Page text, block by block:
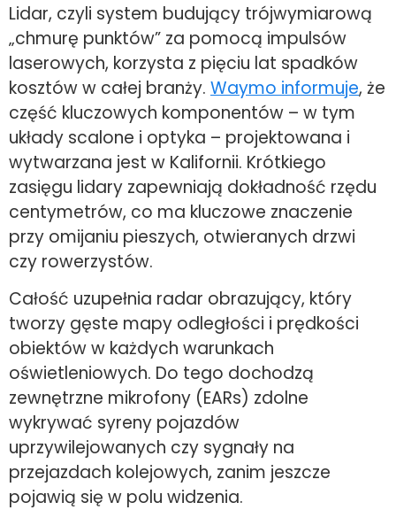
Lidar, czyli system budujący trójwymiarową
„chmurę punktów” za pomocą impulsów
laserowych, korzysta z pięciu lat spadków
kosztów w całej branży. Waymo informuje, że
część kluczowych komponentów – w tym
układy scalone i optyka – projektowana i
wytwarzana jest w Kalifornii. Krótkiego
zasięgu lidary zapewniają dokładność rzędu
centymetrów, co ma kluczowe znaczenie
przy omijaniu pieszych, otwieranych drzwi
czy rowerzystów.
Całość uzupełnia radar obrazujący, który
tworzy gęste mapy odległości i prędkości
obiektów w każdych warunkach
oświetleniowych. Do tego dochodzą
zewnętrzne mikrofony (EARs) zdolne
wykrywać syreny pojazdów
uprzywilejowanych czy sygnały na
przejazdach kolejowych, zanim jeszcze
pojawią się w polu widzenia.